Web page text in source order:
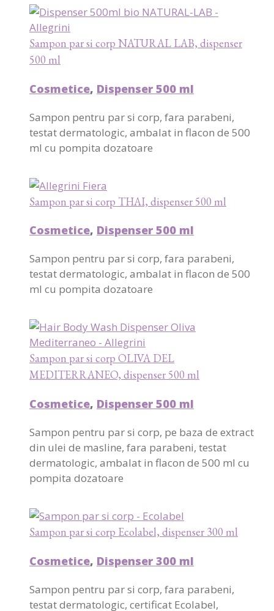
Sampon par si corp NATURAL LAB, dispenser
500 ml
Cosmetice, Dispenser 500 ml
Sampon pentru par si corp, fara parabeni,
testat dermatologic, ambalat in flacon de 500
ml cu pompita dozatoare
Sampon par si corp THAI, dispenser 500 ml
Cosmetice, Dispenser 500 ml
Sampon pentru par si corp, fara parabeni,
testat dermatologic, ambalat in flacon de 500
ml cu pompita dozatoare
Sampon par si corp OLIVA DEL
MEDITERRANEO, dispenser 500 ml
Cosmetice, Dispenser 500 ml
Sampon pentru par si corp, pe baza de extract
din ulei de masline, fara parabeni, testat
dermatologic, ambalat in flacon de 500 ml cu
pompita dozatoare
Sampon par si corp Ecolabel, dispenser 300 ml
Cosmetice, Dispenser 300 ml
Sampon pentru par si corp, fara parabeni,
testat dermatologic, certificat Ecolabel,